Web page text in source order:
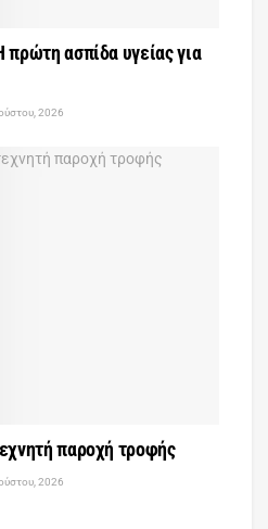
ασπίδα υγείας για
2026
παροχή τροφής
2026